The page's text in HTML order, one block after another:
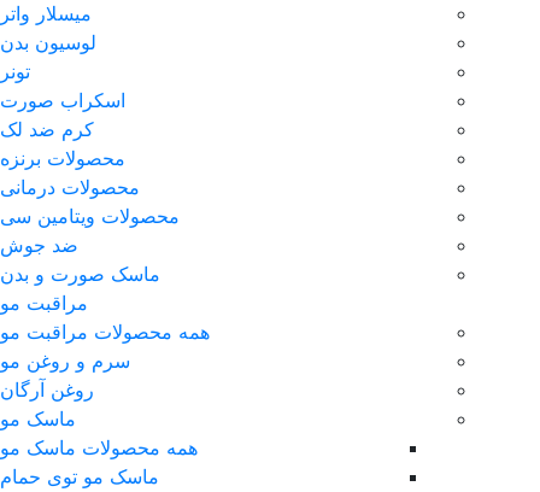
میسلار واتر
لوسیون بدن
تونر
اسکراب صورت
کرم ضد لک
محصولات برنزه
محصولات درمانی
محصولات ویتامین سی
ضد جوش
ماسک صورت و بدن
مراقبت مو
همه محصولات مراقبت مو
سرم و روغن مو
روغن آرگان
ماسک مو
همه محصولات ماسک مو
ماسک مو توی حمام